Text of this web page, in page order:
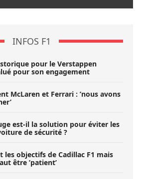
INFOS F1
pour le Verstappen
pour son engagement
McLaren et Ferrari : ’nous avons
est-il la solution pour éviter les
de sécurité ?
les objectifs de Cadillac F1 mais
être ’patient’